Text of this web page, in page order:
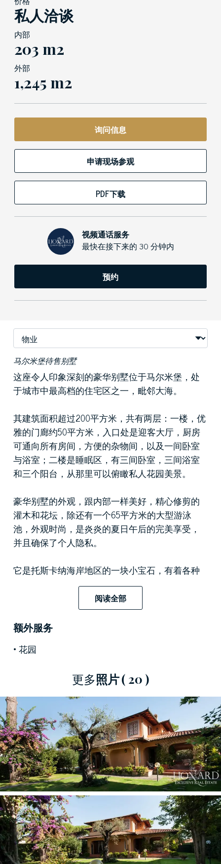
私人洽谈
内部
203 m2
外部
1,245 m2
询问信息
申请现场参观
PDF下载
视频通话服务
最快在接下来的 30 分钟内
预约
马尔米堡待售别墅
这座令人印象深刻的豪华别墅位于马尔米堡，处
于城市中最高档的住宅区之一，毗邻大海。
其建筑面积超过200平方米，共有两层：一楼，优
雅的门廊约50平方米，入口处是迎客大厅，厨房
可通向所有房间，方便的杂物间，以及一间卧室
与浴室；二楼是睡眠区，有三间卧室，三间浴室
和三个阳台，从那里可以俯瞰私人花园美景。
豪华别墅的外观，跟内部一样美好，精心修剪的
灌木和花坛，除还有一个65平方米的大型游泳
池，外观时尚，是炎炎的夏日午后的完美享受，
并且确保了个人隐私。
它是托斯卡纳海岸地区的一块小宝石，有着各种
著名的夜生活区，豪华的购物场所和城市生活
区。所有这些都只有这个典型的海滨度假胜地能
阅读全部
额外服务
花园
更多照片( 20 )